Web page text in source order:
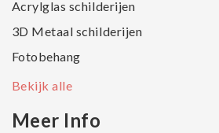
Acrylglas schilderijen
3D Metaal schilderijen
Fotobehang
Bekijk alle
Meer Info